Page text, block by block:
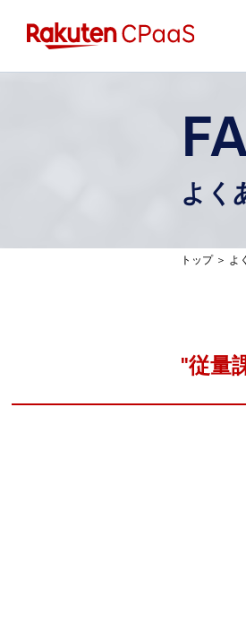
よく
トップ ＞ よ
"従量